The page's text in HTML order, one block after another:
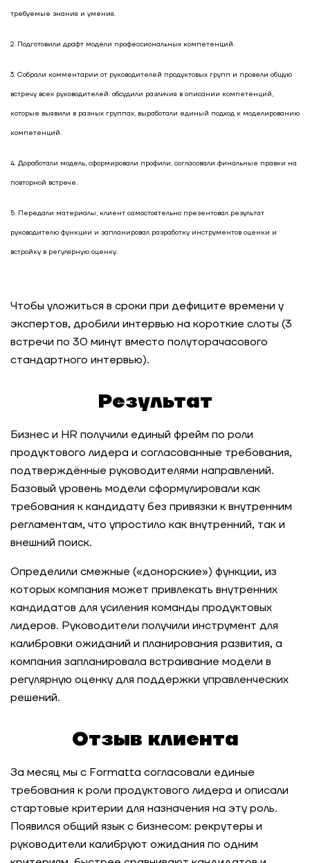
внутренних переходов
модель компетенций для сотрудников
Как систематизировать управление талантами
Модель компетенций как основа HR-системы:
таланты за счёт программ развития
главных инженеров проекта через оценку и
ИПР в компании «Инфосистемы Джет»
Как компания усилила команду лидеров через
Ритейл-сеть: масштабируемая система оценки
Как распределить ресурсы и повысить
эффективность работы департамента с
помощью оценки компетенций
Game assessment как инструмент развития
будущих лидеров с валидными результатами
международной фармацевтической компании
на успешность освоения новых задач и ролей
Системное управление талантами: создание
модели лидерских компетенций для
розничной сети: как создать эффективную
систему требований для всех уровней
управления
Стандартизация требований к лидерам для
глобального производителя удобрений
требуемые знания и умения.
2. Подготовили драфт модели профессиональных компетенций.
3. Собрали комментарии от руководителей продуктовых групп и провели общую
встречу всех руководителей: обсудили различия в описании компетенций,
которые выявили в разных группах, выработали единый подход к моделированию
компетенций.
4. Доработали модель, сформировали профили, согласовали финальные правки на
повторной встрече.
5. Передали материалы; клиент самостоятельно презентовал результат
руководителю функции и запланировал разработку инструментов оценки и
встройку в регулярную оценку.
Чтобы уложиться в сроки при дефиците времени у
экспертов, дробили интервью на короткие слоты (3
встречи по 30 минут вместо полуторачасового
стандартного интервью).
Результат
Бизнес и HR получили единый фрейм по роли
продуктового лидера и согласованные требования,
подтверждённые руководителями направлений.
Базовый уровень модели сформулировали как
требования к кандидату без привязки к внутренним
регламентам, что упростило как внутренний, так и
внешний поиск.
Определили смежные («донорские») функции, из
которых компания может привлекать внутренних
кандидатов для усиления команды продуктовых
лидеров. Руководители получили инструмент для
калибровки ожиданий и планирования развития, а
компания запланировала встраивание модели в
регулярную оценку для поддержки управленческих
решений.
Отзыв клиента
За месяц мы с Formatta согласовали единые
требования к роли продуктового лидера и описали
стартовые критерии для назначения на эту роль.
Появился общий язык с бизнесом: рекрутеры и
руководители калибруют ожидания по одним